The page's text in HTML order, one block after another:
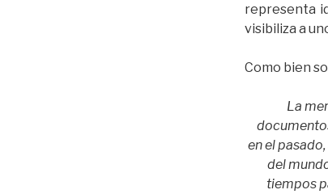
representa
visibiliza a
Como bien
La
en el
del
tiempos